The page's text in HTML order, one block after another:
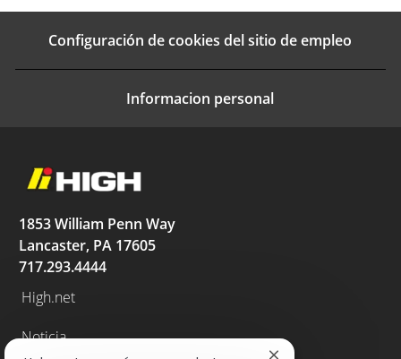
Configuración de cookies del sitio de empleo
Informacion personal
1853 William Penn Way
Lancaster, PA 17605
717.293.4444
High.net
Noticia